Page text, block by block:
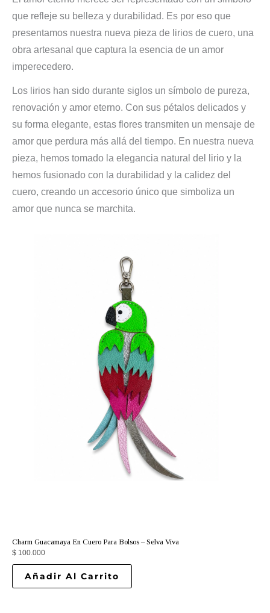
que refleje su belleza y durabilidad. Es por eso que
presentamos nuestra nueva pieza de lirios de cuero, una
obra artesanal que captura la esencia de un amor
imperecedero.
Los lirios han sido durante siglos un símbolo de pureza,
renovación y amor eterno. Con sus pétalos delicados y
su forma elegante, estas flores transmiten un mensaje de
amor que perdura más allá del tiempo. En nuestra nueva
pieza, hemos tomado la elegancia natural del lirio y la
hemos fusionado con la durabilidad y la calidez del
cuero, creando un accesorio único que simboliza un
amor que nunca se marchita.
Charm Guacamaya En Cuero Para Bolsos – Selva Viva
$ 100.000
Añadir Al Carrito